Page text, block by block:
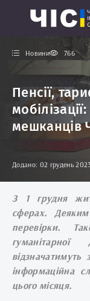
Новини 766
Пенсії,
мешканців
Додано: 02 грудень 2023
З 1 грудня
сферах. Деяким
перевірки.
інформаційна
цього місяця.